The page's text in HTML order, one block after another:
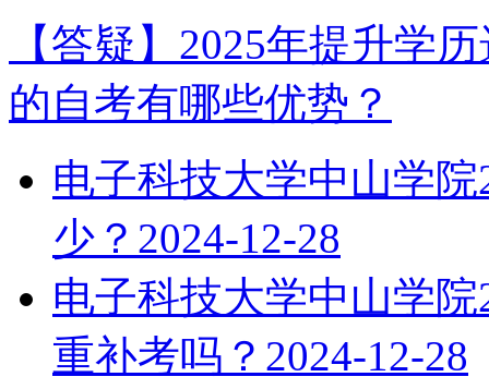
【答疑】2025年提升学
的自考有哪些优势？
电子科技大学中山学
少？ 2024-12-28
电子科技大学中山学
重补考吗？ 2024-12-28